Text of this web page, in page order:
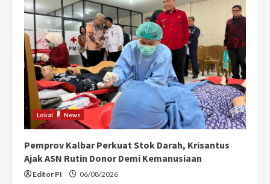
Lokal News
Pemprov Kalbar Perkuat Stok Darah, Krisantus
Ajak ASN Rutin Donor Demi Kemanusiaan
Editor PI 06/08/2026